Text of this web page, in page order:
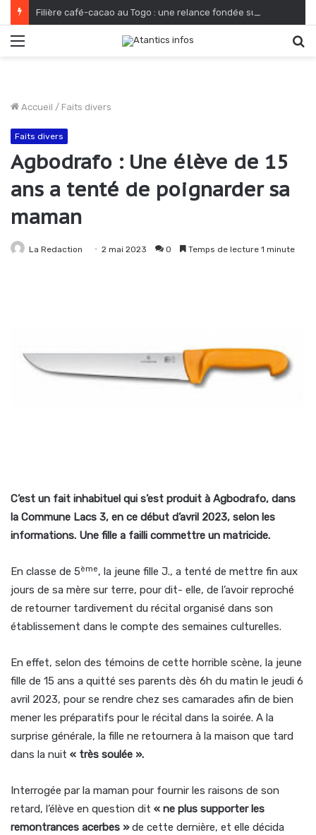
Accueil / Faits divers
Faits divers
Agbodrafo : Une élève de 15
ans a tenté de poignarder sa
maman
La Redaction 2 mai 2023 0 Temps de lecture 1 minute
C’est un fait inhabituel qui s’est produit à Agbodrafo, dans
la Commune Lacs 3, en ce début d’avril 2023, selon les
informations. Une fille a failli commettre un matricide.
En classe de 5ème, la jeune fille J., a tenté de mettre fin aux
jours de sa mère sur terre, pour dit- elle, de l’avoir reproché
de retourner tardivement du récital organisé dans son
établissement dans le compte des semaines culturelles.
En effet, selon des témoins de cette horrible scène, la jeune
fille de 15 ans a quitté ses parents dès 6h du matin le jeudi 6
avril 2023, pour se rendre chez ses camarades afin de bien
mener les préparatifs pour le récital dans la soirée. A la
surprise générale, la fille ne retournera à la maison que tard
dans la nuit « très soulée ».
Interrogée par la maman pour fournir les raisons de son
retard, l’élève en question dit « ne plus supporter les
remontrances acerbes »de cette dernière, et elle décida